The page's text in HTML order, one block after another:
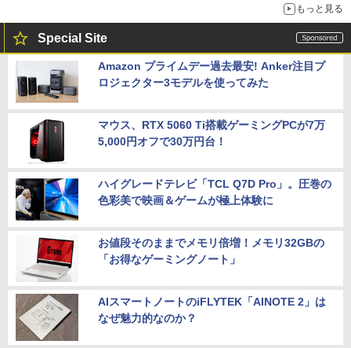
もっと見る
Special Site
Amazon プライムデー過去最安! Anker注目プ
ロジェクター3モデルを使ってみた
マウス、RTX 5060 Ti搭載ゲーミングPCが7万
5,000円オフで30万円台！
ハイグレードテレビ「TCL Q7D Pro」。圧巻の
色彩美で映画＆ゲームが極上体験に
お値段そのままでメモリ倍増！メモリ32GBの
「お得なゲーミングノート」
AIスマートノートのiFLYTEK「AINOTE 2」は
なぜ魅力的なのか？